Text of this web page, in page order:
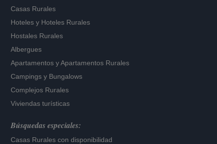
Casas Rurales
Hoteles y Hoteles Rurales
Hostales Rurales
Albergues
Apartamentos yApartamentos Rurales
Campings y Bungalows
Complejos Rurales
Viviendas turísticas
Búsquedas especiales:
Casas Rurales con disponibilidad